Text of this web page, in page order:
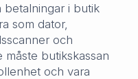
betalningar i butik
som dator,
och
måste butikskassan
och vara